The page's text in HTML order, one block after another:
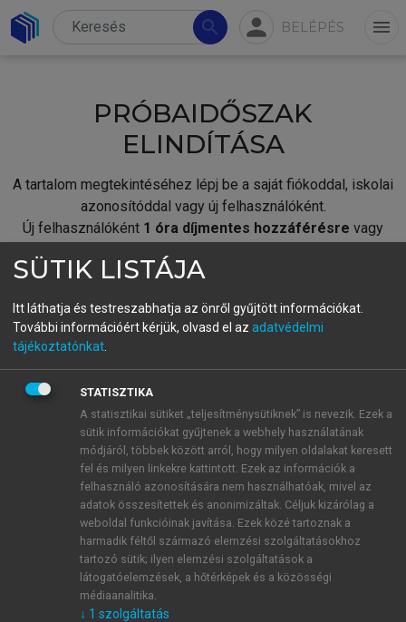
search person BELÉPÉS menu
PRÓBAIDŐSZAK
ELINDÍTÁSA
A tartalom megtekintéséhez lépj be a saját fiókoddal, iskolai
azonosítóddal vagy új felhasználóként.
Új felhasználóként 1 óra díjmentes hozzáférésre vagy
fiókoddal,vagy hozz létre új fiókot.
A regisztráció után apróbaidőszakautomatikusan
BELÉPÉS SAJÁT FIÓKKAL
ÚJ FIÓK LÉTREHOZÁSA
1 óra díjmentes hozzáférés
E-MAIL-CÍM
SÜTIK LISTÁJA
Itt láthatja és testreszabhatja az önről gyűjtött információkat.
További információért kérjük, olvasd el az adatvédelmi
tájékoztatónkat
STATISZTIKA
A statisztikai sütiket „teljesítménysütiknek” is nevezik. Ezek a
sütik információkat gyűjtenek a webhely használatának
módjáról, többek között arról, hogy milyen oldalakat keresett
fel és milyen linkekre kattintott. Ezek az információk a
felhasználó azonosítására nem használhatóak, mivel az
adatok összesítettek és anonimizáltak. Céljuk kizárólag a
weboldal funkcióinak javítása. Ezek közé tartoznak a
harmadik féltől származó elemzési szolgáltatásokhoz
tartozó sütik; ilyen elemzési szolgáltatások a
látogatóelemzések, a hőtérképek és a közösségi
médiaanalitika.
↓ 1 szolgáltatás